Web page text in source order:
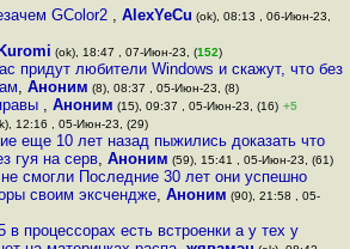
GColor2 , AlexYeCu (ok), 08:13 , 06-Июн-23,
Kuromi (ok), 18:47 , 07-Июн-23, (152)
придут любители Windows и скажут, что без
, Аноним (8), 08:37 , 05-Июн-23, (8)
,Аноним (15), 09:37 , 05-Июн-23, (16) +5
12:16 , 05-Июн-23, (29)
еще 10 лет назад пыжились доказать что
гуя на серв, Аноним (59), 15:41 , 05-Июн-23, (61)
не смогли Последние 30 лет они успешно
своим эксчендже, Аноним (90), 21:58 , 05-
в процессорах есть встроенки а у тех у